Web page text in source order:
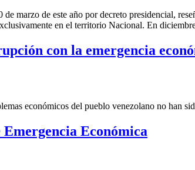
marzo de este año por decreto presidencial,
en el territorio Nacional. En
con la emergencia
económicos del pueblo venezolano no han
Económica